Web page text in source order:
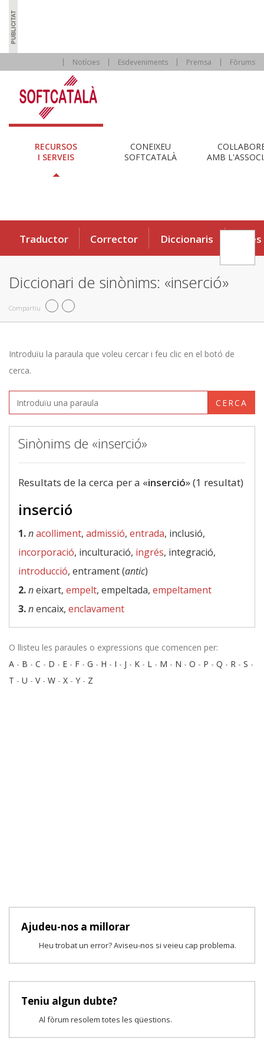
Notícies Esdeveniments Premsa Fòrums
RECURSOS
I SERVEIS
CONEIXEU
SOFTCATALÀ
AMB
Traductor Corrector Diccionaris Eines
Diccionari de sinònims: «inserció»
Compartiu
Introduïu la paraula que voleu cercar i feu clic en el botó de
cerca.
CERCA
Sinònims de «inserció»
Resultats de la cerca per a «inserció» (1 resultat)
inserció
1.nacolliment, admissió, entrada, inclusió,
incorporació, inculturació, ingrés, integració,
introducció, entrament (antic)
2.neixart, empelt, empeltada, empeltament
3.nencaix, enclavament
O llisteu les paraules o expressions que comencen per:
A - B - C - D - E - F - G - H - I - J - K - L - M - N - O - P - Q - R - S -
T - U - V- W - X - Y - Z
Ajudeu-nos a millorar
Heu trobat un error? Aviseu-nos si veieu cap problema.
Teniu algun dubte?
Al fòrum resolem totes les qüestions.